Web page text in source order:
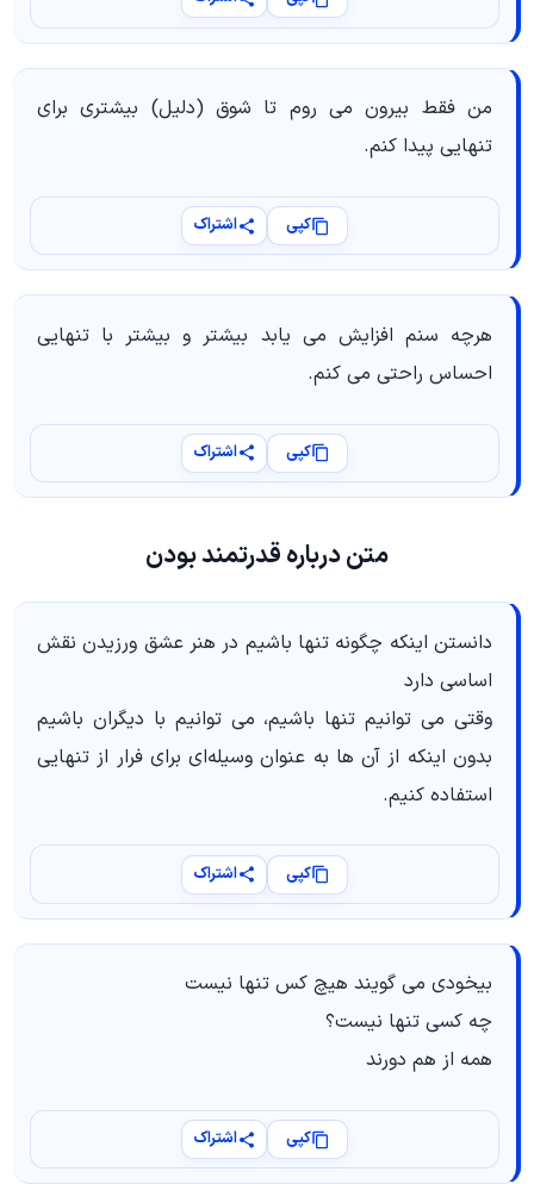
من فقط بیرون می روم تا شوق (دلیل) بیشتری برای
تنهایی پیدا کنم.
کپی اشتراک
هرچه سنم افزایش می یابد بیشتر و بیشتر با تنهایی
احساس راحتی می کنم.
کپی اشتراک
متن درباره قدرتمند بودن
دانستن اینکه چگونه تنها باشیم در هنر عشق ورزیدن نقش
اساسی دارد
وقتی می‌ توانیم تنها باشیم، می‌ توانیم با دیگران باشیم
بدون اینکه از آن ها به عنوان وسیله‌ای برای فرار از تنهایی
استفاده کنیم.
کپی اشتراک
بیخودی می گویند هیچ کس تنها نیست
چه کسی تنها نیست؟
همه از هم دورند
کپی اشتراک